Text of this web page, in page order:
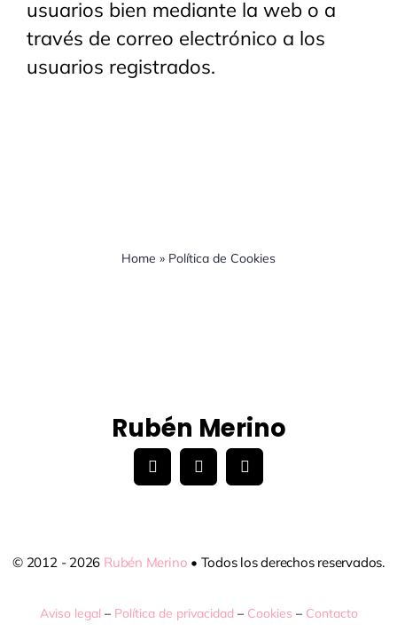
usuarios bien mediante la web o a
través de correo electrónico a los
usuarios registrados.
Home » Política de Cookies
Rubén Merino
© 2012 - 2026 Rubén Merino • Todos los derechos reservados.
Aviso legal– Política de privacidad– Cookies – Contacto